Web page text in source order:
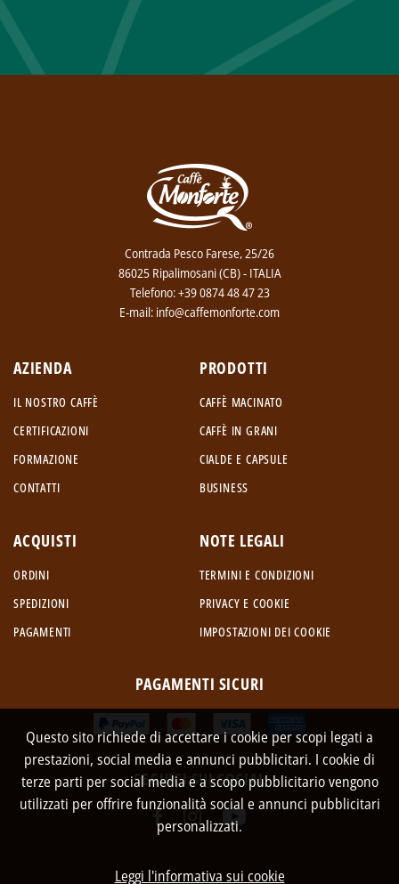
Questo sito richiede di accettare i cookie per scopi legati a
prestazioni, social media e annunci pubblicitari. I cookie di
terze parti per social media e a scopo pubblicitario vengono
utilizzati per offrire funzionalità social e annunci pubblicitari
personalizzati.
Leggi l'informativa sui cookie
Contrada Pesco Farese, 25/26
86025 Ripalimosani (CB) - ITALIA
Telefono: +39 0874 48 47 23
E-mail: info@caffemonforte.com
AZIENDA
IL NOSTRO CAFFÈ
CERTIFICAZIONI
FORMAZIONE
CONTATTI
PRODOTTI
CAFFÈ MACINATO
CAFFÈ IN GRANI
CIALDE E CAPSULE
BUSINESS
ACQUISTI
ORDINI
SPEDIZIONI
PAGAMENTI
NOTE LEGALI
TERMINI E CONDIZIONI
PRIVACY E COOKIE
IMPOSTAZIONI DEI COOKIE
PAGAMENTI SICURI
SEGUICI SUI SOCIAL